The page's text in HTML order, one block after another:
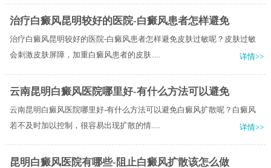
治疗白癜风昆明较好的医院-白癜风患者怎样避免
治疗白癜风昆明较好的医院-白癜风患者怎样避免皮肤过敏呢？皮肤过敏
会刺激皮肤屏障，加重白癜风患者的皮肤.....
详情>>
云南昆明白癜风医院哪里好-有什么方法可以避免
云南昆明白癜风医院哪里好-有什么方法可以避免白癜风扩散呢？白癜风
若不及时加以控制，很容易出现扩散的情.....
详情>>
昆明白癜风医院有哪些-阻止白癜风扩散该怎么做